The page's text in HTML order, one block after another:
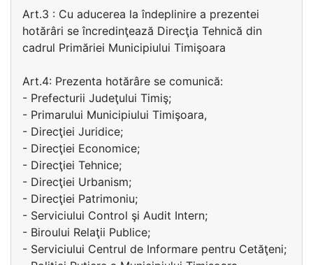
Art.3 : Cu aducerea la îndeplinire a prezentei
hotărâri se încredinţează Direcţia Tehnică din
cadrul Primăriei Municipiului Timişoara
Art.4: Prezenta hotărâre se comunică:
- Prefecturii Judeţului Timiş;
- Primarului Municipiului Timişoara,
- Direcţiei Juridice;
- Direcţiei Economice;
- Direcţiei Tehnice;
- Direcţiei Urbanism;
- Direcţiei Patrimoniu;
- Serviciului Control şi Audit Intern;
- Biroului Relaţii Publice;
- Serviciului Centrul de Informare pentru Cetăţeni;